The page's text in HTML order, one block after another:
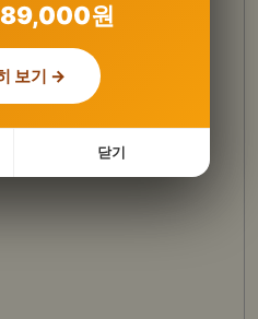
원
보기 →
닫기
원
보기 →
닫기